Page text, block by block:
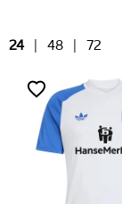
24 48 72